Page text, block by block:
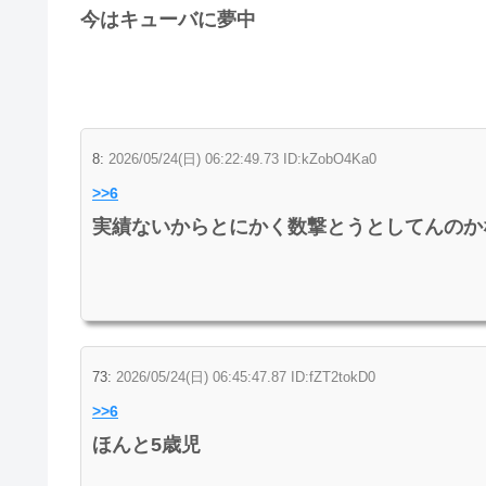
今はキューバに夢中
8: 2026/05/24(日) 06:22:49.73 ID:kZobO4Ka0
>>6
実績ないからとにかく数撃とうとしてんの
73: 2026/05/24(日) 06:45:47.87 ID:fZT2tokD0
>>6
ほんと5歳児